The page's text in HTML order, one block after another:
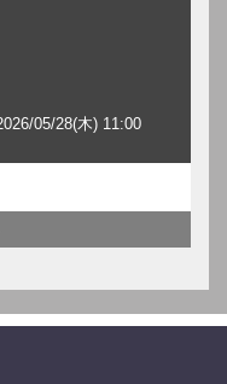
05/28(木) 11:00